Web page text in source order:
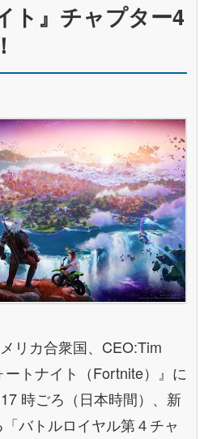
ト』チャプター4
リカ合衆国、CEO:Tim
トナイト（Fortnite）』に
時ごろ（⽇本時間）、新
バトルロイヤル第４チャ